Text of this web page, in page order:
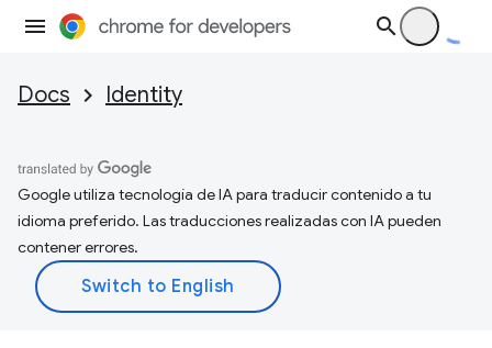
Docs Identity
Google utiliza tecnología de IA para traducir contenido a tu
idioma preferido. Las traducciones realizadas con IA pueden
contener errores.